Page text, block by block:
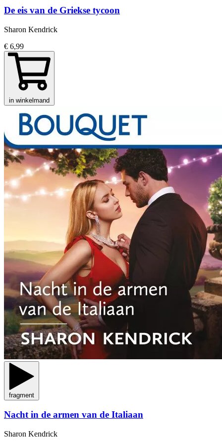
De eis van de Griekse tycoon
Sharon Kendrick
€ 6,99
in winkelmand
fragment
Nacht in de armen van de Italiaan
Sharon Kendrick